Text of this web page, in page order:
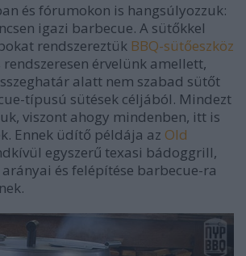
és fórumokon is hangsúlyozzuk:
igazi barbecue. A sütőkkel
rendszereztük BBQ-sütőeszköz
rendszeresen érvelünk amellett,
alatt nem szabad sütőt
típusú sütések céljából. Mindezt
viszont ahogy mindenben, itt is
Ennek üdítő példája az Old
egyszerű texasi bádoggrill,
és felépítése barbecue-ra